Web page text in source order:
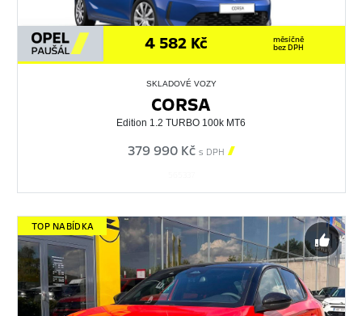
4 582 Kč měsíčně
bez DPH
SKLADOVÉ VOZY
CORSA
Edition 1.2 TURBO 100k MT6
379 990 Kč s DPH 
TOP NABÍDKA